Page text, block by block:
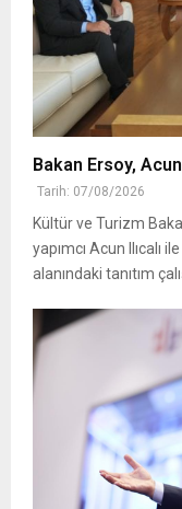
Bakan Ersoy,
Tarih: 07/08/2026
Kültür ve Turizm
yapımcı Acun Ilıcalı
alanındaki tanıtım